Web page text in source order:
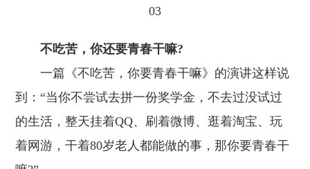
03
不吃苦，你还要青春干嘛?
一篇《不吃苦，你要青春干嘛》的演讲这样说
到：“当你不尝试去拼一份奖学金，不去过没试过
的生活，整天挂着QQ、刷着微博、逛着淘宝、玩
着网游，干着80岁老人都能做的事，那你要青春干